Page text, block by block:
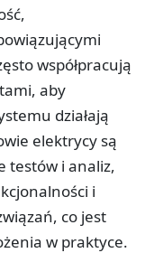
współpracują
aby
działają
elektrycy są
testów i analiz,
i
co jest
w praktyce.